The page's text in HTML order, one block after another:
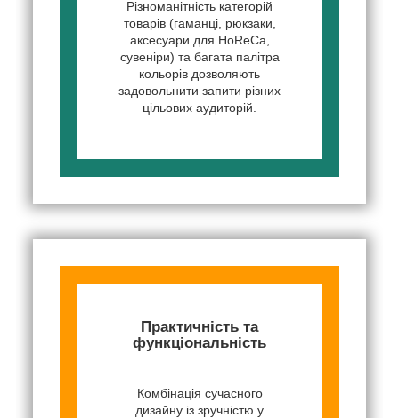
Різноманітність категорій
товарів (гаманці, рюкзаки,
аксесуари для HoReCa,
сувеніри) та багата палітра
кольорів дозволяють
задовольнити запити різних
цільових аудиторій.
Практичність та
функціональність
Комбінація сучасного
дизайну із зручністю у